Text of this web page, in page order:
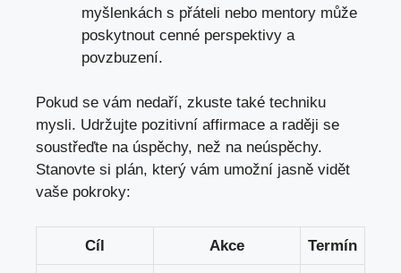
myšlenkách⁤ s přáteli nebo mentory může
poskytnout cenné perspektivy a
povzbuzení.
Pokud se vám nedaří, zkuste také techniku
mysli. Udržujte pozitivní affirmace ⁤a ⁤raději se
soustřeďte na úspěchy, než na ‌neúspěchy.
Stanovte si plán,⁢ který ⁢vám umožní jasně vidět
vaše pokroky:
Cíl Akce Termín